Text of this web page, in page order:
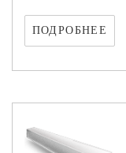
ПОДРОБНЕЕ